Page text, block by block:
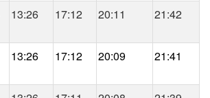
13:26 17:12 20:11 21:42
13:26 17:12 20:09 21:41